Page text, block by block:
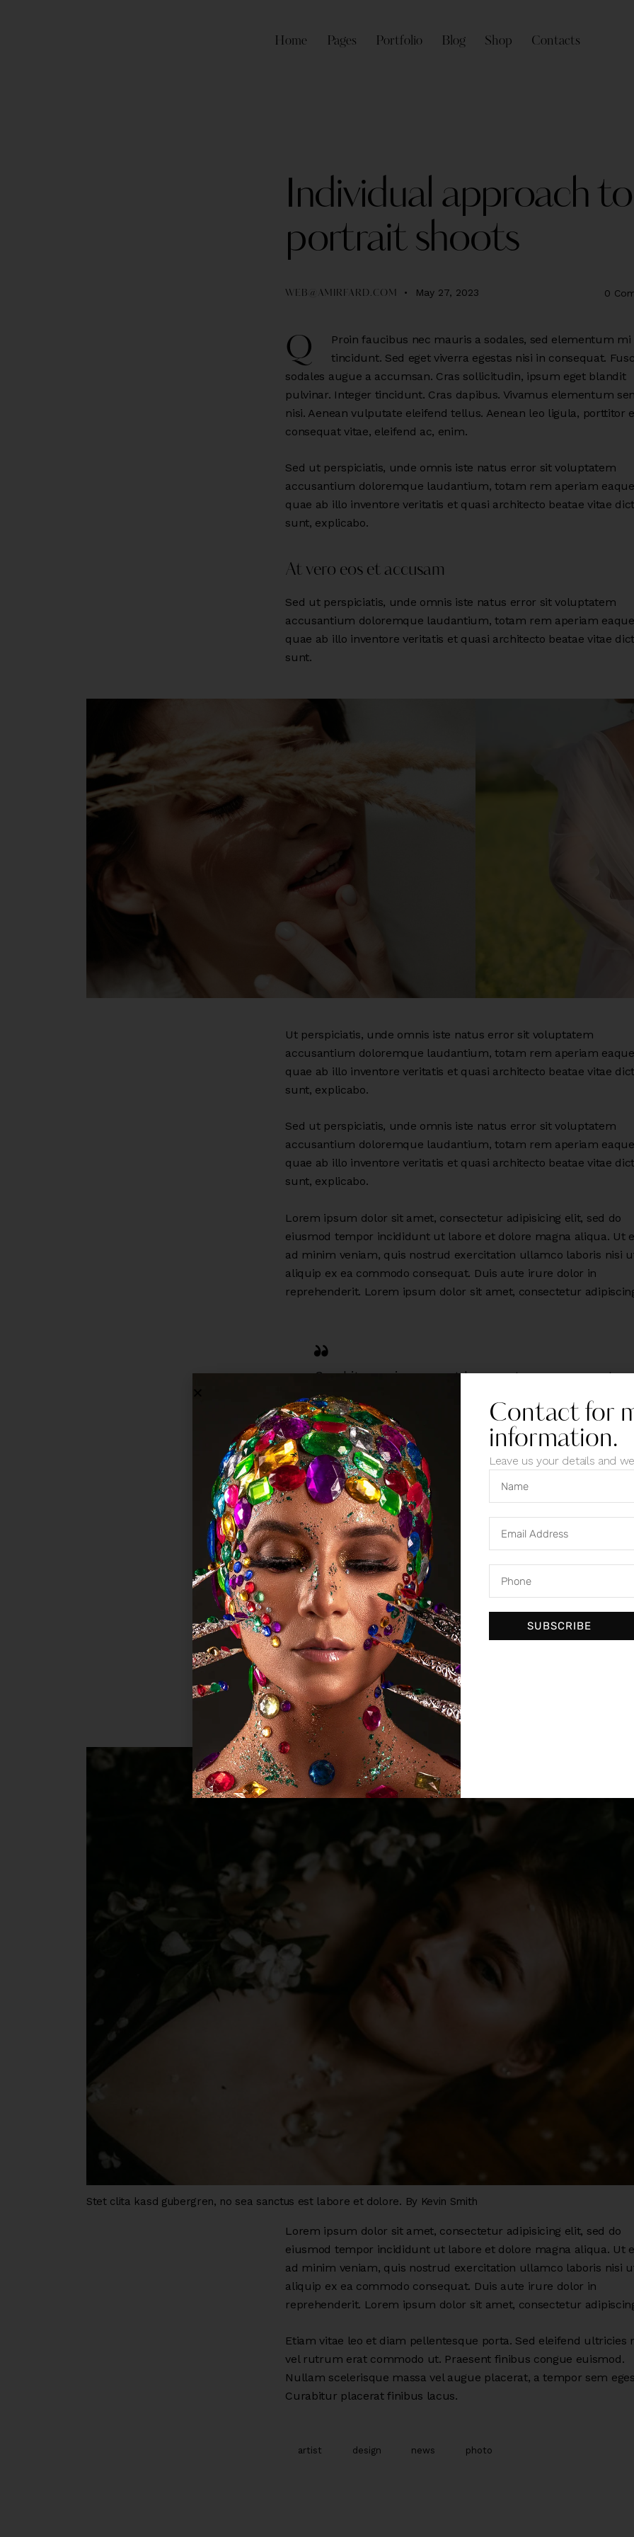
Home Pages Portfolio Blog Shop Contacts
Individual approach to
portrait shoots
WEB@AMIRFARD.COM May 27, 2023 0
Q
Proin faucibus nec mauris a sodales, sed elementum mi
tincidunt. Sed eget viverra egestas nisi in consequat.
sodales augue a accumsan. Cras sollicitudin, ipsum eget blandit
pulvinar. Integer tincidunt. Cras dapibus. Vivamus elementum
nisi. Aenean vulputate eleifend tellus. Aenean leo ligula, porttitor
consequat vitae, eleifend ac, enim.
Sed ut perspiciatis, unde omnis iste natus error sit voluptatem
accusantium doloremque laudantium, totam rem aperiam
quae ab illo inventore veritatis et quasi architecto beatae vitae
sunt, explicabo.
At vero eos et accusam
Sed ut perspiciatis, unde omnis iste natus error sit voluptatem
accusantium doloremque laudantium, totam rem aperiam
quae ab illo inventore veritatis et quasi architecto beatae vitae
sunt.
Ut perspiciatis, unde omnis iste natus error sit voluptatem
accusantium doloremque laudantium, totam rem aperiam
quae ab illo inventore veritatis et quasi architecto beatae vitae
sunt, explicabo.
Sed ut perspiciatis, unde omnis iste natus error sit voluptatem
accusantium doloremque laudantium, totam rem aperiam
quae ab illo inventore veritatis et quasi architecto beatae vitae
sunt, explicabo.
Lorem ipsum dolor sit amet, consectetur adipisicing elit, sed do
eiusmod tempor incididunt ut labore et dolore magna aliqua. Ut
ad minim veniam, quis nostrud exercitation ullamco laboris nisi
aliquip ex ea commodo consequat. Duis aute irure dolor in
reprehenderit. Lorem ipsum dolor sit amet, consectetur
Curabitur varius eros et lacus rutrum consequat.
Mauris sollicitudin enim condimentum, luctus justo
non, molestie nisl.
Lorem ipsum dolor sit amet, consectetur adipisicing elit, sed do
eiusmod tempor incididunt ut labore et dolore magna aliqua. Ut
ad minim veniam, quis nostrud exercitation ullamco laboris nisi
aliquip ex ea commodo consequat. Duis aute irure dolor in
reprehenderit. Lorem ipsum dolor sit amet, consectetur
Creative approach to every project
Aenean et egestas nulla. Pellentesque habitant morbi tristique
senectus et netus et malesuada fames ac turpis egestas. Fusce
gravida, ligula non molestie tristique, justo elit blandit risus,
maximus augue magna accumsan ante. Duis id mi tristique,
neque at, lobortis tortor.
Stet clita kasd gubergren, no sea sanctus est labore et dolore. By Kevin Smith
Lorem ipsum dolor sit amet, consectetur adipisicing elit, sed do
eiusmod tempor incididunt ut labore et dolore magna aliqua. Ut
ad minim veniam, quis nostrud exercitation ullamco laboris nisi
aliquip ex ea commodo consequat. Duis aute irure dolor in
reprehenderit. Lorem ipsum dolor sit amet, consectetur
Etiam vitae leo et diam pellentesque porta. Sed eleifend ultricies
vel rutrum erat commodo ut. Praesent finibus congue euismod.
Nullam scelerisque massa vel augue placerat, a tempor sem
Curabitur placerat finibus lacus.
artist design news photo
Contact for
information.
Leave us your details and
SUBSCRIBE